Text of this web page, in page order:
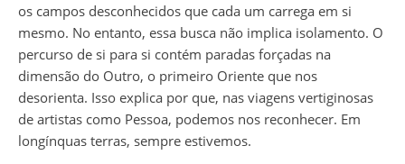
os campos desconhecidos que cada um carrega em si
mesmo. No entanto, essa busca não implica isolamento. O
percurso de si para si contém paradas forçadas na
dimensão do Outro, o primeiro Oriente que nos
desorienta. Isso explica por que, nas viagens vertiginosas
de artistas como Pessoa, podemos nos reconhecer. Em
longínquas terras, sempre estivemos.